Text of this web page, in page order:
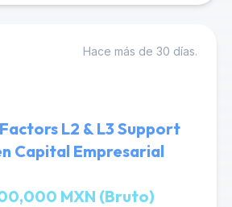
Hace más de 30 días.
L2 & L3 Support
Capital Empresarial
MXN (Bruto)